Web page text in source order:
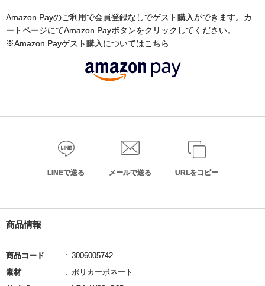
Amazon Payのご利用で会員登録なしでゲスト購入ができます。カ
ートページにてAmazon Payボタンをクリックしてください。
※Amazon Payゲスト購入についてはこちら
LINEで送る メールで送る URLをコピー
商品情報
商品コード
3006005742
素材
ポリカーボネート